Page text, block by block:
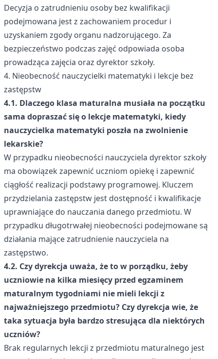
Decyzja o zatrudnieniu osoby bez kwalifikacji
podejmowana jest z zachowaniem procedur i
uzyskaniem zgody organu nadzorującego. Za
bezpieczeństwo podczas zajęć odpowiada osoba
prowadząca zajęcia oraz dyrektor szkoły.
4. Nieobecność nauczycielki matematyki i lekcje bez
zastępstw
4.1. Dlaczego klasa maturalna musiała na początku
sama dopraszać się o lekcje matematyki, kiedy
nauczycielka matematyki poszła na zwolnienie
lekarskie?
W przypadku nieobecności nauczyciela dyrektor szkoły
ma obowiązek zapewnić uczniom opiekę i zapewnić
ciągłość realizacji podstawy programowej. Kluczem
przydzielania zastępstw jest dostępność i kwalifikacje
uprawniające do nauczania danego przedmiotu. W
przypadku długotrwałej nieobecności podejmowane są
działania mające zatrudnienie nauczyciela na
zastępstwo.
4.2. Czy dyrekcja uważa, że to w porządku, żeby
uczniowie na kilka miesięcy przed egzaminem
maturalnym tygodniami nie mieli lekcji z
najważniejszego przedmiotu? Czy dyrekcja wie, że
taka sytuacja była bardzo stresująca dla niektórych
uczniów?
Brak regularnych lekcji z przedmiotu maturalnego jest